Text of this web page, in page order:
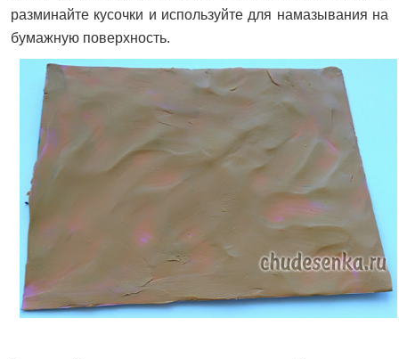
разминайте кусочки и используйте для намазывания на
бумажную поверхность.